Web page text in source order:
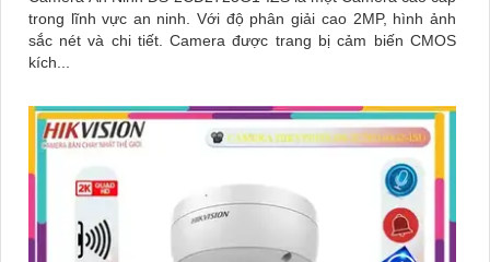
trong lĩnh vực an ninh. Với độ phân giải cao 2MP, hình ảnh
sắc nét và chi tiết. Camera được trang bị cảm biến CMOS
kích...